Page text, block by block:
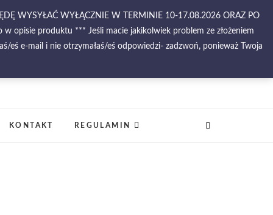
WYSYŁAĆ WYŁĄCZNIE W TERMINIE 10-17.08.2026 ORAZ PO
opisie produktu *** Jeśli macie jakikolwiek problem ze złożeniem
e-mail i nie otrzymałaś/eś odpowiedzi- zadzwoń, ponieważ Twoja
KONTAKT REGULAMIN